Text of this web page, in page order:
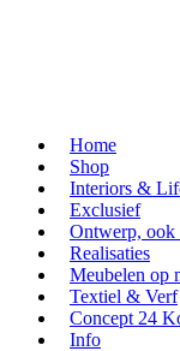
Home
Shop
Interiors &
Exclusief
Ontwerp, ook
Realisaties
Meubelen op
Textiel & Verf
Concept 24
Info